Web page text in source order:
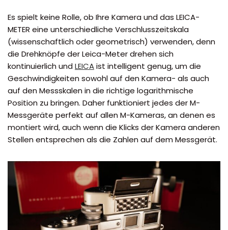
Es spielt keine Rolle, ob Ihre Kamera und das LEICA-
METER eine unterschiedliche Verschlusszeitskala
(wissenschaftlich oder geometrisch) verwenden, denn
die Drehknöpfe der Leica-Meter drehen sich
kontinuierlich und LEICAist intelligent genug, um die
Geschwindigkeiten sowohl auf den Kamera- als auch
auf den Messskalen in die richtige logarithmische
Position zu bringen. Daher funktioniert jedes der M-
Messgeräte perfekt auf allen M-Kameras, an denen es
montiert wird, auch wenn die Klicks der Kamera anderen
Stellen entsprechen als die Zahlen auf dem Messgerät.